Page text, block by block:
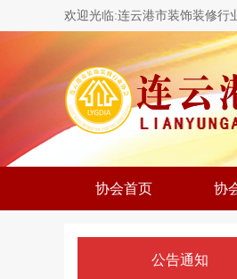
欢迎光临:连云港市装饰装修行
协会首页 协
公告通知